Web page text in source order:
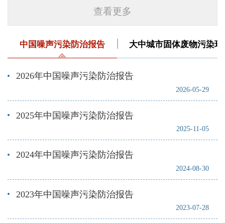
查看更多
中国噪声污染防治报告 大中城市固体废物污染
2026年中国噪声污染防治报告
2026-05-29
2025年中国噪声污染防治报告
2025-11-05
2024年中国噪声污染防治报告
2024-08-30
2023年中国噪声污染防治报告
2023-07-28